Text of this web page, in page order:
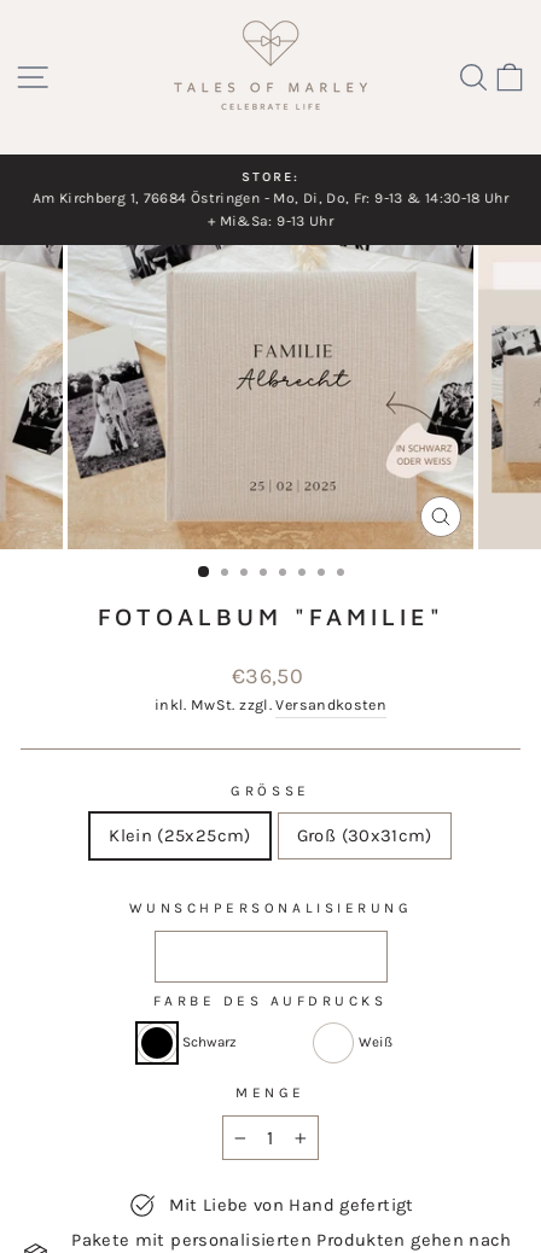
Inhalt
SEITENNAVIGATION
Diashow
STORE:
Am Kirchberg 1, 76684 Östringen - Mo, Di, Do, Fr: 9-13 & 14:30-18 Uhr
+ Mi&Sa: 9-13 Uhr
ESC)
FOTOALBUM "FAMILIE"
Normaler
Preis
€36,50
inkl. MwSt. zzgl.Versandkosten
GRÖSSE
Klein (25x25cm) Groß (30x31cm)
WUNSCHPERSONALISIERUNG
FARBE DES AUFDRUCKS
Schwarz Weiß
MENGE
Mit Liebe von Hand gefertigt
Pakete mit personalisierten Produkten gehen nach